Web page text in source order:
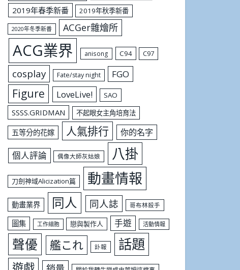
2019年春季新番
2019年秋季新番
2020年冬季新番 ACGer雜燴所
ACG業界 anisong C94 C97
cosplay Fate/stay night FGO
Figure LoveLive! SAO
SSSS.GRIDMAN 不起眼女主角培育法
五等分的花嫁 人氣排行 你的名字
個人評論 偶像大師灰姑娘 八掛
刀劍神域Alicization篇 動畫情報
動畫業界 同人 同人誌 哥布林殺手
圖集 工作細胞 戀與製作人 手遊 活動情報
聲優 艦これ 訃報 話題